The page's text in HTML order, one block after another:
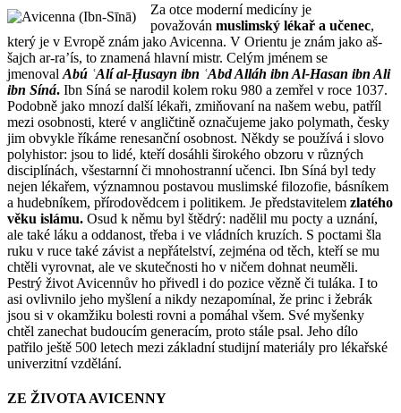
Za otce moderní medicíny je
považován muslimský lékař a učenec,
který je v Evropě znám jako Avicenna. V Orientu je znám jako aš-
šajch ar-ra’ís, to znamená hlavní mistr. Celým jménem se
jmenoval Abú ʿAlí al-Ḥusayn ibn ʿAbd Alláh ibn Al-Hasan ibn Ali
ibn Síná. Ibn Síná se narodil kolem roku 980 a zemřel v roce 1037.
Podobně jako mnozí další lékaři, zmiňovaní na našem webu, patříl
mezi osobnosti, které v angličtině označujeme jako polymath, česky
jim obvykle říkáme renesanční osobnost. Někdy se používá i slovo
polyhistor: jsou to lidé, kteří dosáhli širokého obzoru v různých
disciplínách, všestarnní či mnohostranní učenci. Ibn Síná byl tedy
nejen lékařem, významnou postavou muslimské filozofie, básníkem
a hudebníkem, přírodovědcem i politikem. Je představitelem zlatého
věku islámu. Osud k němu byl štědrý: nadělil mu pocty a uznání,
ale také láku a oddanost, třeba i ve vládních kruzích. S poctami šla
ruku v ruce také závist a nepřátelství, zejména od těch, kteří se mu
chtěli vyrovnat, ale ve skutečnosti ho v ničem dohnat neuměli.
Pestrý život Avicennův ho přivedl i do pozice vězně či tuláka. I to
asi ovlivnilo jeho myšlení a nikdy nezapomínal, že princ i žebrák
jsou si v okamžiku bolesti rovni a pomáhal všem. Své myšenky
chtěl zanechat budoucím generacím, proto stále psal. Jeho dílo
patřilo ještě 500 letech mezi základní studijní materiály pro lékařské
univerzitní vzdělání.
ZE ŽIVOTA AVICENNY